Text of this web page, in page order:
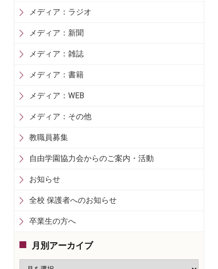
メディア：ラジオ
メディア：新聞
メディア：雑誌
メディア：書籍
メディア：WEB
メディア：その他
教職員募集
自由学園協力会からのご案内・活動
お知らせ
全校 保護者へのお知らせ
卒業生の方へ
月別アーカイブ